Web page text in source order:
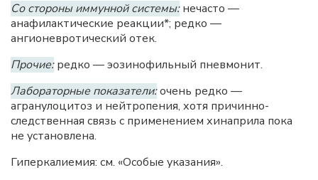
Со стороны иммунной системы:нечасто —
анафилактические реакции*; редко —
ангионевротический отек.
Прочие:редко — эозинофильный пневмонит.
Лабораторные показатели:очень редко —
агранулоцитоз и нейтропения, хотя причинно-
следственная связь с применением хинаприла пока
не установлена.
Гиперкалиемия: см. «Особые указания».